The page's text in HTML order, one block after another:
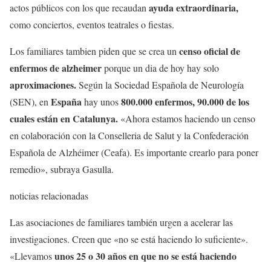
actos públicos con los que recaudanayuda extraordinaria,
como conciertos, eventos teatrales o fiestas.
Los familiares tambien piden que se crea uncenso oficial de
enfermos de alzheimerporque un dia de hoy hay solo
aproximaciones.Según la Sociedad Española de Neurología
(SEN), enEspañahay unos800.000 enfermos, 90.000 de los
cuales están en Catalunya. «Ahora estamos haciendo un censo
en colaboración con la Conselleria de Salut y la Confederación
Española de Alzhéimer (Ceafa). Es importante crearlo para poner
remedio», subraya Gasulla.
noticias relacionadas
Las asociaciones de familiares también urgen a acelerar las
investigaciones. Creen que «no se está haciendo lo suficiente».
«Llevamosunos 25 o 30 años en que no se está haciendo